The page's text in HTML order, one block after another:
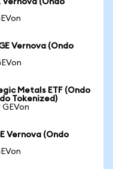
Vernova (Ondo
Vernova (Ondo
Metals ETF (Ondo
Tokenized)
Vernova (Ondo